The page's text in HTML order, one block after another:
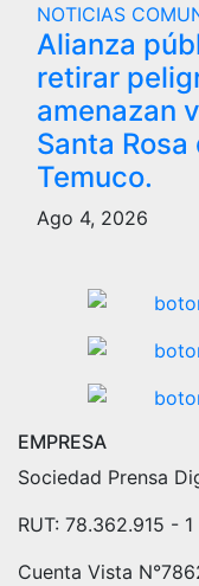
NOTICIAS
Alianza
retirar
amenazan
Santa
Temuco.
Ago 4, 2026
EMPRESA
Sociedad Prensa
RUT: 78.362.915 - 1
Cuenta Vista